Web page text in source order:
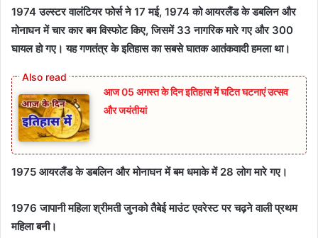
1974 उल्स्टर वालंटियर फोर्स ने 17 मई, 1974 को आयरलैंड के डबलिन और
मोनाघन में चार कार बम विस्फोट किए, जिसमें 33 नागरिक मारे गए और 300
घायल हो गए। यह गणतंत्र के इतिहास का सबसे घातक आतंकवादी हमला था।
आज 05 अगस्त के दिन इतिहास में घटित घटनाएं उत्सव
और जयंतीयां
1975 आयरलैंड के डबलिन और मोनाघन में बम धमाके में 28 लोग मारे गए।
1976 जापानी महिला श्रीमती जुनको तैबेई माउंट एवरेस्ट पर चढ़ने वाली प्रथम
महिला बनी।